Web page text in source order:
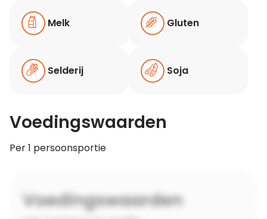
Melk Gluten
Selderij Soja
Voedingswaarden
Per 1 persoonsportie